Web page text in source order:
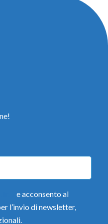
e acconsento al
l’invio di newsletter,